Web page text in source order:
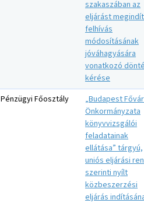
szakaszában az
eljárást
felhívás
módosításának
jóváhagyására
vonatkozó
kérése
Pénzügyi Főosztály
„Budapest
Önkormányzata
könyvvizsgálói
feladatainak
ellátása” tárgyú,
uniós eljárási
szerinti nyílt
közbeszerzési
eljárás